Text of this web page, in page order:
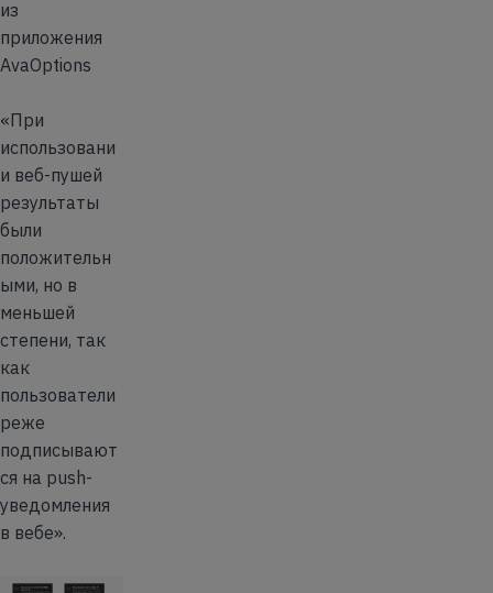
из
приложения
AvaOptions
«При
использовани
и веб-пушей
результаты
были
положительн
ыми, но в
меньшей
степени, так
как
пользователи
реже
подписывают
ся на push-
уведомления
в вебе».